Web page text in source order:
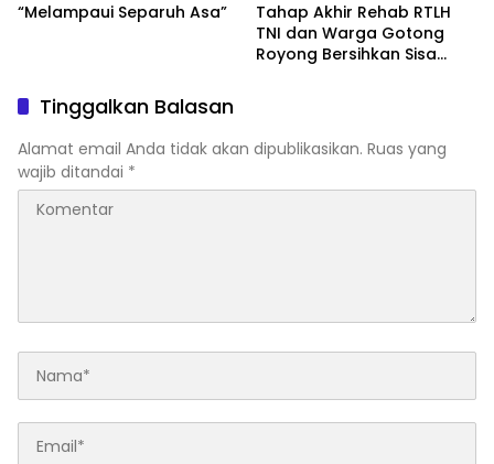
“Melampaui Separuh Asa”
Tahap Akhir Rehab RTLH
TNI dan Warga Gotong
Royong Bersihkan Sisa
Tinggalkan Balasan
Alamat email Anda tidak akan dipublikasikan. Ruas yang
wajib ditandai *